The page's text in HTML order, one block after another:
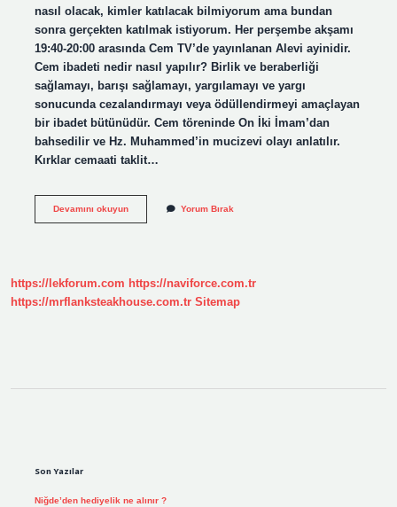
nasıl olacak, kimler katılacak bilmiyorum ama bundan
sonra gerçekten katılmak istiyorum. Her perşembe akşamı
19:40-20:00 arasında Cem TV’de yayınlanan Alevi ayinidir.
Cem ibadeti nedir nasıl yapılır? Birlik ve beraberliği
sağlamayı, barışı sağlamayı, yargılamayı ve yargı
sonucunda cezalandırmayı veya ödüllendirmeyi amaçlayan
bir ibadet bütünüdür. Cem töreninde On İki İmam’dan
bahsedilir ve Hz. Muhammed’in mucizevi olayı anlatılır.
Kırklar cemaati taklit…
Devamını okuyunCem
Yorum Bırak
https://lekforum.com https://naviforce.com.tr
https://mrflanksteakhouse.com.tr Sitemap
Son Yazılar
Niğde’den hediyelik ne alınır ?